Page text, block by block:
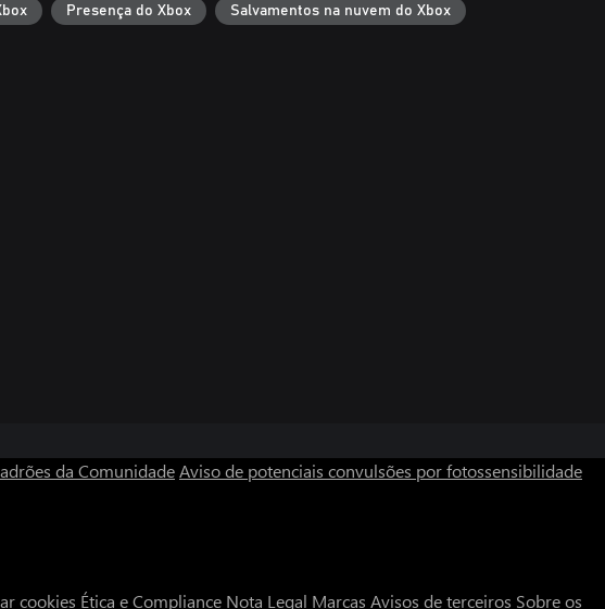
Presença do Xbox Salvamentos na nuvem do Xbox
da ComunidadeAviso de potenciais convulsões por fotossensibilidade
cookies Ética e Compliance Nota Legal Marcas Avisos de terceiros Sobre os